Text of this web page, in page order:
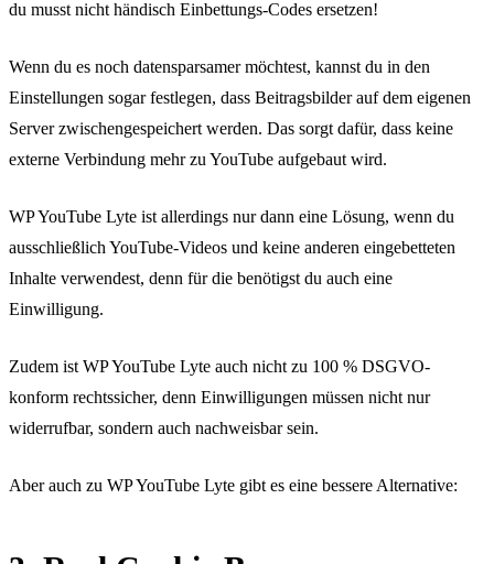
du musst nicht händisch Einbettungs-Codes ersetzen!
Wenn du es noch datensparsamer möchtest, kannst du in den
Einstellungen sogar festlegen, dass Beitragsbilder auf dem eigenen
Server zwischengespeichert werden. Das sorgt dafür, dass keine
externe Verbindung mehr zu YouTube aufgebaut wird.
WP YouTube Lyte ist allerdings nur dann eine Lösung, wenn du
ausschließlich YouTube-Videos und keine anderen eingebetteten
Inhalte verwendest, denn für die benötigst du auch eine
Einwilligung.
Zudem ist WP YouTube Lyte auch nicht zu 100 % DSGVO-
konform rechtssicher, denn Einwilligungen müssen nicht nur
widerrufbar, sondern auch nachweisbar sein.
Aber auch zu WP YouTube Lyte gibt es eine bessere Alternative: